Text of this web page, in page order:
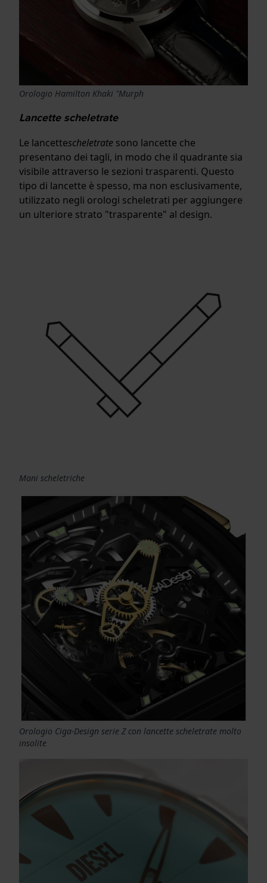
Orologio Hamilton Khaki "Murph
Lancette scheletrate
Le lancettescheletrate sono lancette che
presentano dei tagli, in modo che il quadrante sia
visibile attraverso le sezioni trasparenti. Questo
tipo di lancette è spesso, ma non esclusivamente,
utilizzato negli orologi scheletrati per aggiungere
un ulteriore strato "trasparente" al design.
Mani scheletriche
Orologio Ciga-Design serie Z con lancette scheletrate molto
insolite